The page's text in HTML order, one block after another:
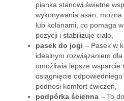
pianka stanowi świetne
wykonywania asan,
lub kolanami, co pomaga
pozycji i stabilizuje ciało,
pasek do jogi – Pasek w
idealnym rozwiązaniem
umożliwia lepsze wsparcie
osiągnięcie odpowiedniego
podnosi komfort ćwiczeń,
podpórka ścienna – To